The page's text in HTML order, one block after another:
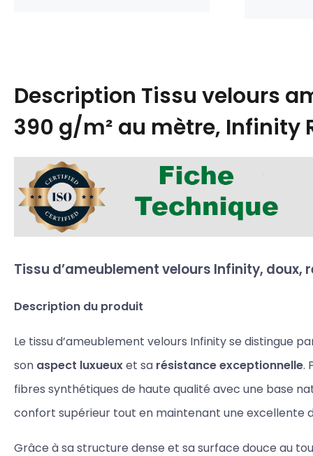
Description Tissu velours
390 g/m² au mètre, Infinity
Tissu d’ameublement velours Infinity, doux,
Description du produit
Le tissu d’ameublement velours Infinity se distingue
son aspect luxueuxet sa résistance exceptionnelle.
fibres synthétiques de haute qualité avec une base
confort supérieur tout en maintenant une excellente
Grâce à sa structure dense et sa surface douce au